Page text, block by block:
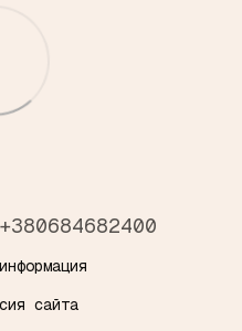
+380684682400
сайта